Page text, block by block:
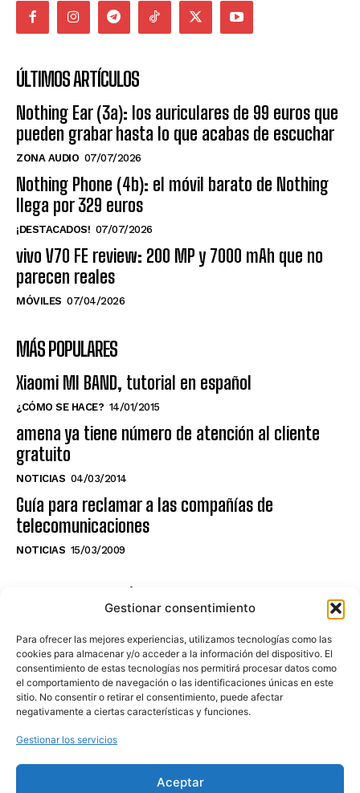
Gestionar consentimiento
Para ofrecer las mejores experiencias, utilizamos tecnologías como las
cookies para almacenar y/o acceder a la información del dispositivo. El
consentimiento de estas tecnologías nos permitirá procesar datos como
el comportamiento de navegación o las identificaciones únicas en este
sitio. No consentir o retirar el consentimiento, puede afectar
negativamente a ciertas características y funciones.
Gestionar los servicios
Aceptar
ÚLTIMOS ARTÍCULOS
Nothing Ear (3a): los auriculares de 99 euros que
pueden grabar hasta lo que acabas de escuchar
ZONA AUDIO 07/07/2026
Nothing Phone (4b): el móvil barato de Nothing
llega por 329 euros
¡DESTACADOS! 07/07/2026
vivo V70 FE review: 200 MP y 7000 mAh que no
parecen reales
MÓVILES 07/04/2026
MÁS POPULARES
Xiaomi MI BAND, tutorial en español
¿CÓMO SE HACE? 14/01/2015
amena ya tiene número de atención al cliente
gratuito
NOTICIAS 04/03/2014
Guía para reclamar a las compañías de
telecomunicaciones
NOTICIAS 15/03/2009
NO TE PIERDAS LO ÚLTIMO DEL CANAL
Haz clic en «Estoy de acuerdo» para
activar Youtube
POLÍTICA DE COOKIES